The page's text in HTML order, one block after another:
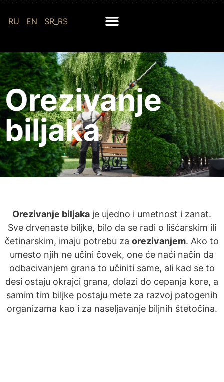
RU EN SR_RS
Orezivanje
biljaka
Orezivanje biljaka je ujedno i umetnost i zanat.
Sve drvenaste biljke, bilo da se radi o lišćarskim ili
četinarskim, imaju potrebu za orezivanjem. Ako to
umesto njih ne učini čovek, one će naći način da
odbacivanjem grana to učiniti same, ali kad se to
desi ostaju okrajci grana, dolazi do cepanja kore, a
samim tim biljke postaju mete za razvoj patogenih
organizama kao i za naseljavanje biljnih štetočina.